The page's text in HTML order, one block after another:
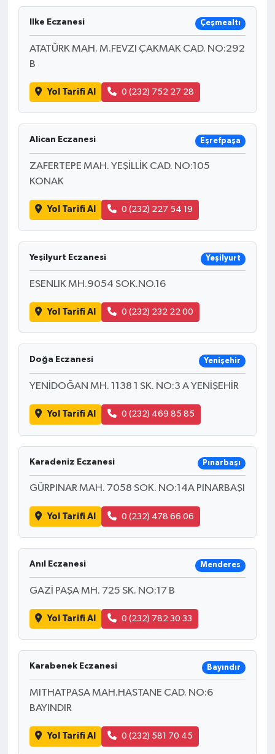
Ilke Eczanesi Çeşmealtı
ATATÜRK MAH. M.FEVZI ÇAKMAK CAD. NO:292
B
Yol Tarifi Al 0 (232) 752 27 28
Alican Eczanesi Eşrefpaşa
ZAFERTEPE MAH. YEŞİLLİK CAD. NO:105
KONAK
Yol Tarifi Al 0 (232) 227 54 19
Yeşilyurt Eczanesi Yeşilyurt
ESENLIK MH.9054 SOK.NO.16
Yol Tarifi Al 0 (232) 232 22 00
Doğa Eczanesi Yenişehir
YENİDOĞAN MH. 1138 1 SK. NO:3 A YENİŞEHİR
Yol Tarifi Al 0 (232) 469 85 85
Karadeniz Eczanesi Pınarbaşı
GÜRPINAR MAH. 7058 SOK. NO:14A PINARBAŞI
Yol Tarifi Al 0 (232) 478 66 06
Anıl Eczanesi Menderes
GAZİ PAŞA MH. 725 SK. NO:17 B
Yol Tarifi Al 0 (232) 782 30 33
Karabenek Eczanesi Bayındır
MITHATPASA MAH.HASTANE CAD. NO:6
BAYINDIR
Yol Tarifi Al 0 (232) 581 70 45